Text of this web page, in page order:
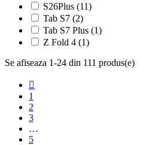
S26Plus (11)
Tab S7 (2)
Tab S7 Plus (1)
Z Fold 4 (1)
Se afiseaza 1-24 din 111 produs(e)

1
2
3
…
5